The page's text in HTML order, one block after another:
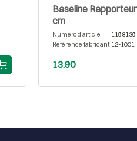
Baseline
cm
Numéro d'article
1198139
Référence fabricant 12-1001
13.90